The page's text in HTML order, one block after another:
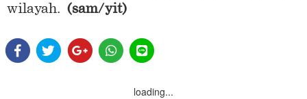
wilayah. (sam/yit)
loading...